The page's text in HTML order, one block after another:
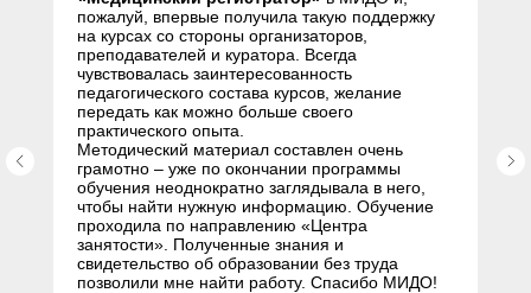
пожалуй, впервые получила такую поддержку
на курсах со стороны организаторов,
преподавателей и куратора. Всегда
чувствовалась заинтересованность
педагогического состава курсов, желание
передать как можно больше своего
практического опыта.
Методический материал составлен очень
грамотно – уже по окончании программы
обучения неоднократно заглядывала в него,
чтобы найти нужную информацию. Обучение
проходила по направлению «Центра
занятости». Полученные знания и
свидетельство об образовании без труда
позволили мне найти работу. Спасибо МИДО!